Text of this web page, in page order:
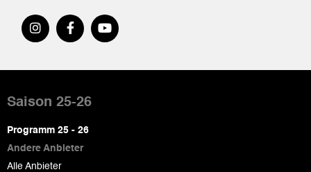
de
page
Saison 25-26
Programm 25 - 26
Andere Anbieter
Alle Anbieter